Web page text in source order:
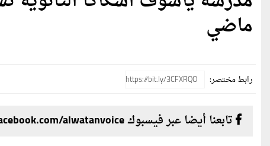
ماضي
رابط مختصر:
تابعنا أيضا عبر فيسبوك facebook.com/alwatanvoice